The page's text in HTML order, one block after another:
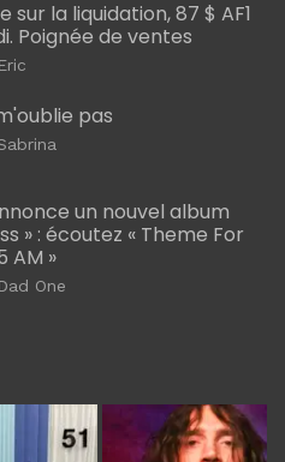
la liquidation, 87 $ AF1
Poignée de ventes
Eric
pas
un nouvel album
» : écoutez « Theme For
AM »
Dad One